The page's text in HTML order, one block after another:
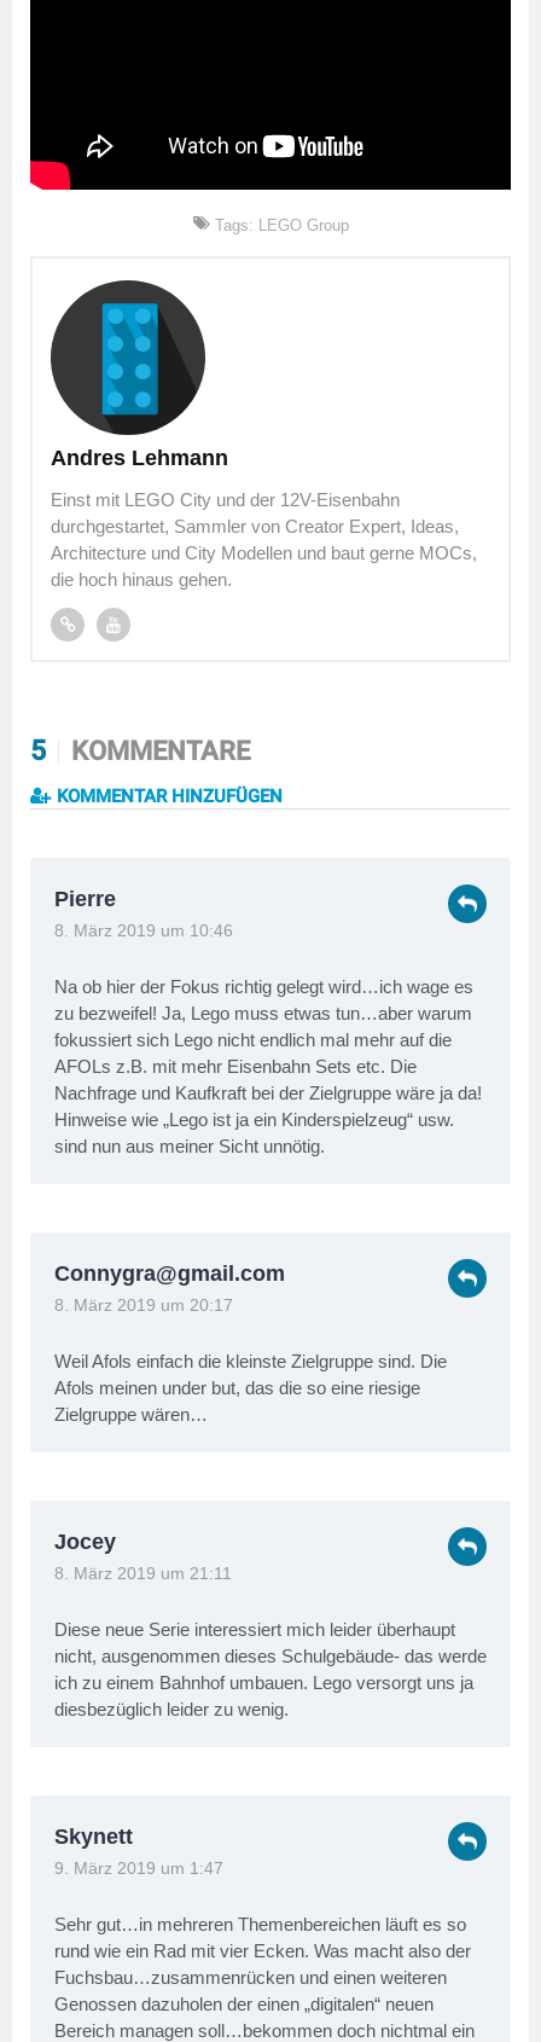
Tags: LEGO Group
Andres Lehmann
Einst mit LEGO City und der 12V-Eisenbahn
durchgestartet, Sammler von Creator Expert, Ideas,
Architecture und City Modellen und baut gerne MOCs,
die hoch hinaus gehen.
5 KOMMENTARE
KOMMENTAR HINZUFÜGEN
Pierre
8. März 2019 um 10:46
Na ob hier der Fokus richtig gelegt wird…ich wage es
zu bezweifel! Ja, Lego muss etwas tun…aber warum
fokussiert sich Lego nicht endlich mal mehr auf die
AFOLs z.B. mit mehr Eisenbahn Sets etc. Die
Nachfrage und Kaufkraft bei der Zielgruppe wäre ja da!
Hinweise wie „Lego ist ja ein Kinderspielzeug“ usw.
sind nun aus meiner Sicht unnötig.
Connygra@gmail.com
8. März 2019 um 20:17
Weil Afols einfach die kleinste Zielgruppe sind. Die
Afols meinen under but, das die so eine riesige
Zielgruppe wären…
Jocey
8. März 2019 um 21:11
Diese neue Serie interessiert mich leider überhaupt
nicht, ausgenommen dieses Schulgebäude- das werde
ich zu einem Bahnhof umbauen. Lego versorgt uns ja
diesbezüglich leider zu wenig.
Skynett
9. März 2019 um 1:47
Sehr gut…in mehreren Themenbereichen läuft es so
rund wie ein Rad mit vier Ecken. Was macht also der
Fuchsbau…zusammenrücken und einen weiteren
Genossen dazuholen der einen „digitalen“ neuen
Bereich managen soll…bekommen doch nichtmal ein